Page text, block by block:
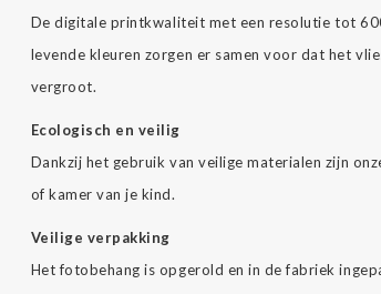
De digitale printkwaliteit met een resolutie tot
levende kleuren zorgen er samen voor dat het
vergroot.
Ecologisch en veilig
Dankzij het gebruik van veilige materialen zijn
of kamer van je kind.
Veilige verpakking
Het fotobehang is opgerold en in de fabriek